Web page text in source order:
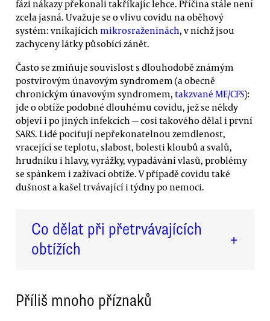
fázi nákazy překonali takříkajíc lehce. Příčina stále není
zcela jasná. Uvažuje se o vlivu covidu na oběhový
systém: vnikajících mikrosraženinách, v nichž jsou
zachyceny látky působící zánět.
Často se zmiňuje souvislost s dlouhodobě známým
postvirovým únavovým syndromem (a obecně
chronickým únavovým syndromem, takzvané ME/CFS):
jde o obtíže podobné dlouhému covidu, jež se někdy
objeví i po jiných infekcích — cosi takového dělal i první
SARS. Lidé pociťují nepřekonatelnou zemdlenost,
vracející se teplotu, slabost, bolesti kloubů a svalů,
hrudníku i hlavy, vyrážky, vypadávání vlasů, problémy
se spánkem i zažívací obtíže. V případě covidu také
dušnost a kašel trvávající i týdny po nemoci.
Co dělat při přetrvávajících
obtížích
+
Příliš mnoho příznaků